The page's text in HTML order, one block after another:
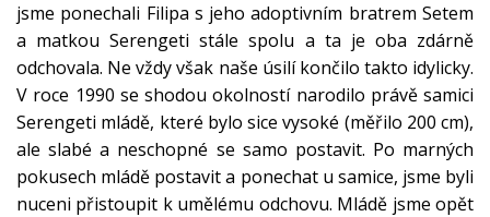
jsme ponechali Filipa s jeho adoptivním bratrem Setem
a matkou Serengeti stále spolu a ta je oba zdárně
odchovala. Ne vždy však naše úsilí končilo takto idylicky.
V roce 1990 se shodou okolností narodilo právě samici
Serengeti mládě, které bylo sice vysoké (měřilo 200 cm),
ale slabé a neschopné se samo postavit. Po marných
pokusech mládě postavit a ponechat u samice, jsme byli
nuceni přistoupit k umělému odchovu. Mládě jsme opět